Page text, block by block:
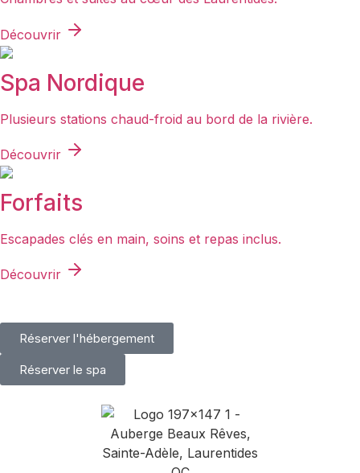
Découvrir
Spa Nordique
Plusieurs stations chaud-froid au bord de la rivière.
Découvrir
Forfaits
Escapades clés en main, soins et repas inclus.
Découvrir
Réserver l'hébergement
Réserver le spa